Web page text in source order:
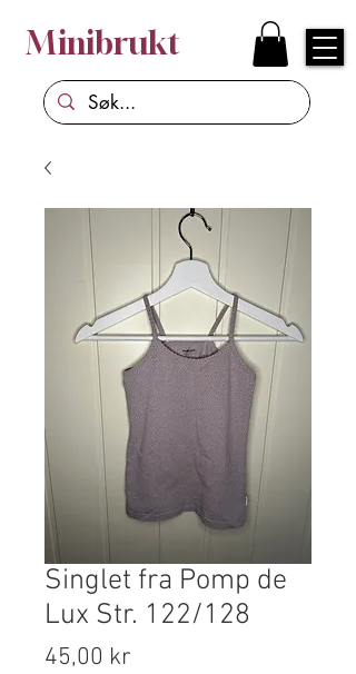
Minibrukt
Singlet fra Pomp de
Lux Str. 122/128
45,00 kr